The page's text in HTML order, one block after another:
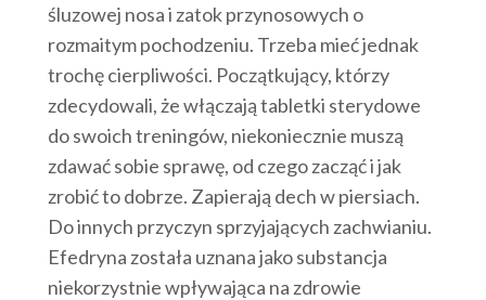
śluzowej nosa i zatok przynosowych o
rozmaitym pochodzeniu. Trzeba mieć jednak
trochę cierpliwości. Początkujący, którzy
zdecydowali, że włączają tabletki sterydowe
do swoich treningów, niekoniecznie muszą
zdawać sobie sprawę, od czego zacząć i jak
zrobić to dobrze. Zapierają dech w piersiach.
Do innych przyczyn sprzyjających zachwianiu.
Efedryna została uznana jako substancja
niekorzystnie wpływająca na zdrowie